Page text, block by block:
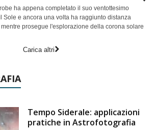
ha appena completato il suo ventottesimo
Sole e ancora una volta ha raggiunto distanza
prosegue l'esplorazione della corona solare
Carica altri
Tempo Siderale: applicazioni
pratiche in Astrofotografia